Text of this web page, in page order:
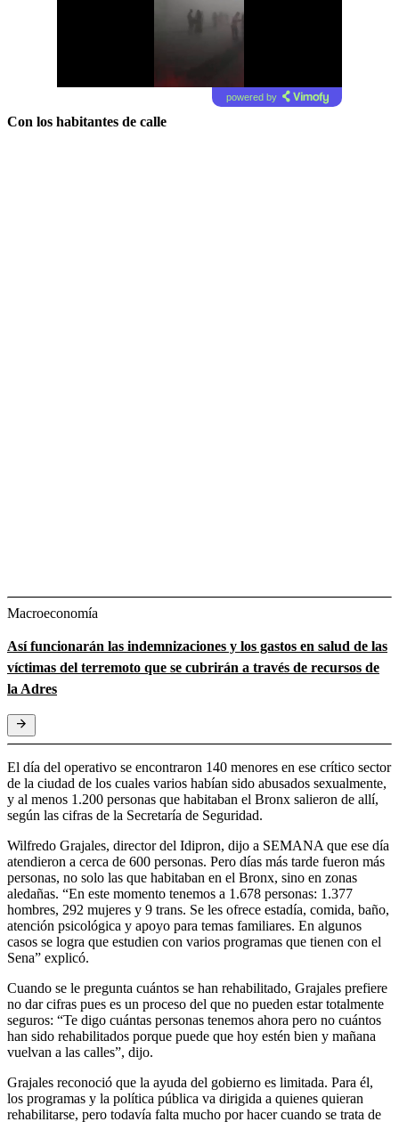
powered by
Con los habitantes de calle
Macroeconomía
Así funcionarán las indemnizaciones y los gastos en salud de las
víctimas del terremoto que se cubrirán a través de recursos de
la Adres
El día del operativo se encontraron 140 menores en ese crítico sector
de la ciudad de los cuales varios habían sido abusados sexualmente,
y al menos 1.200 personas que habitaban el Bronx salieron de allí,
según las cifras de la Secretaría de Seguridad.
Wilfredo Grajales, director del Idipron, dijo a SEMANA que ese día
atendieron a cerca de 600 personas. Pero días más tarde fueron más
personas, no solo las que habitaban en el Bronx, sino en zonas
aledañas. “En este momento tenemos a 1.678 personas: 1.377
hombres, 292 mujeres y 9 trans. Se les ofrece estadía, comida, baño,
atención psicológica y apoyo para temas familiares. En algunos
casos se logra que estudien con varios programas que tienen con el
Sena” explicó.
Cuando se le pregunta cuántos se han rehabilitado, Grajales prefiere
no dar cifras pues es un proceso del que no pueden estar totalmente
seguros: “Te digo cuántas personas tenemos ahora pero no cuántos
han sido rehabilitados porque puede que hoy estén bien y mañana
vuelvan a las calles”, dijo.
Grajales reconoció que la ayuda del gobierno es limitada. Para él,
los programas y la política pública va dirigida a quienes quieran
rehabilitarse, pero todavía falta mucho por hacer cuando se trata de